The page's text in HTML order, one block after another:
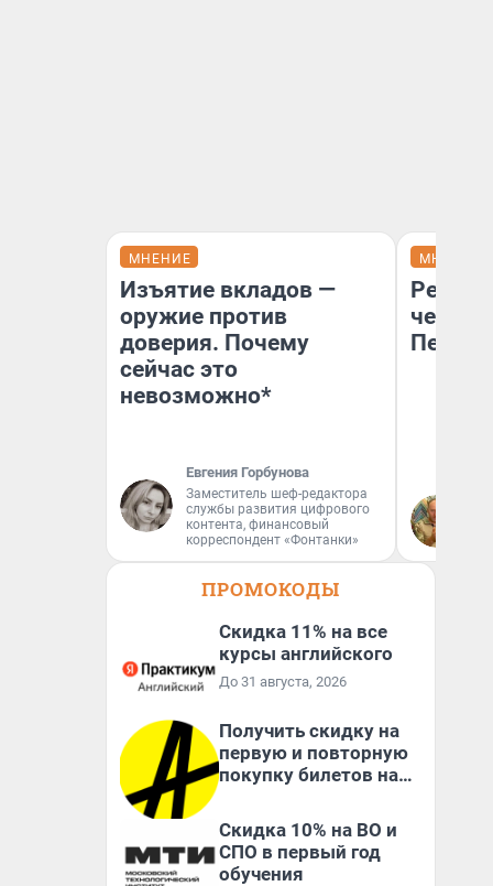
МНЕНИЕ
Изъятие вкладов —
оружие против
доверия. Почему
сейчас это
невозможно*
Евгения Горбунова
Заместитель шеф-редактора
службы развития цифрового
контента, финансовый
корреспондент «Фонтанки»
МНЕНИЕ
чему
ПРОМОКОДЫ
Скидка 11% на все
курсы английского
До 31 августа, 2026
Получить скидку на
первую и повторную
покупку билетов на
Скидка 10% на ВО и
СПО в первый год
обучения